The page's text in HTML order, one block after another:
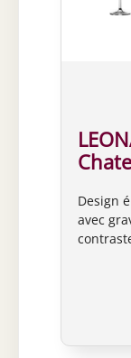
Design
avec